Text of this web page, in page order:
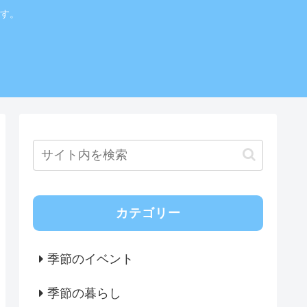
。
カテゴリー
季節のイベント
季節の暮らし